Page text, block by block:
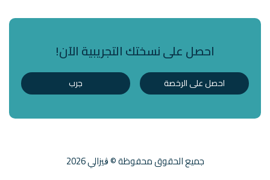
احصل على نسختك التجريبية الآن!
احصل على الرخصة جرب
جميع الحقوق محفوظة © ڨيزالي 2026